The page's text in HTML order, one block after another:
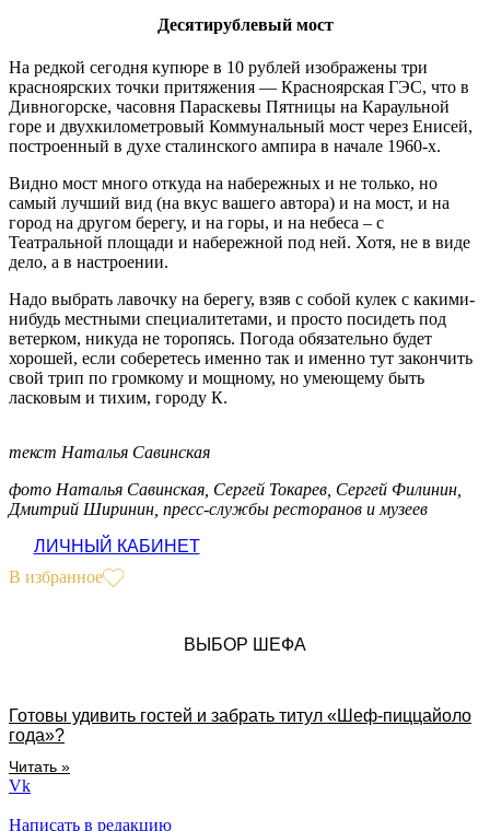
Десятирублевый мост
На редкой сегодня купюре в 10 рублей изображены три
красноярских точки притяжения — Красноярская ГЭС, что в
Дивногорске, часовня Параскевы Пятницы на Караульной
горе и двухкилометровый Коммунальный мост через Енисей,
построенный в духе сталинского ампира в начале 1960-х.
Видно мост много откуда на набережных и не только, но
самый лучший вид (на вкус вашего автора) и на мост, и на
город на другом берегу, и на горы, и на небеса – с
Театральной площади и набережной под ней. Хотя, не в виде
дело, а в настроении.
Надо выбрать лавочку на берегу, взяв с собой кулек с какими-
нибудь местными специалитетами, и просто посидеть под
ветерком, никуда не торопясь. Погода обязательно будет
хорошей, если соберетесь именно так и именно тут закончить
свой трип по громкому и мощному, но умеющему быть
ласковым и тихим, городу К.
текст Наталья Савинская
фото Наталья Савинская, Сергей Токарев, Сергей Филинин,
Дмитрий Ширинин, пресс-службы ресторанов и музеев
ЛИЧНЫЙ КАБИНЕТ
В избранное
ВЫБОР ШЕФА
Готовы удивить гостей и забрать титул «Шеф-пиццайоло
года»?
Читать »
Vk
Написать в редакцию